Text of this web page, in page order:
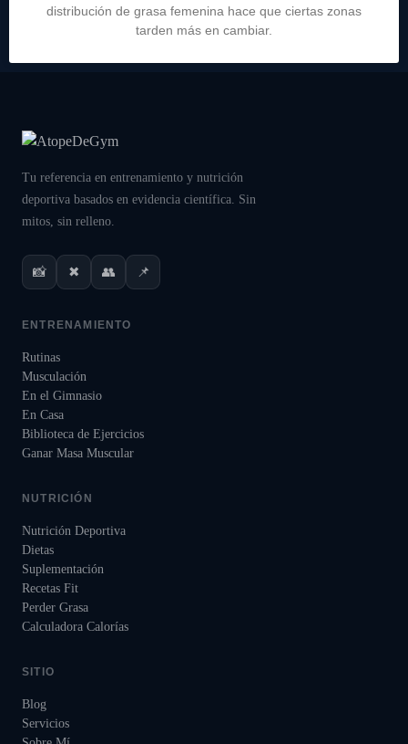
distribución de grasa femenina hace que ciertas zonas
tarden más en cambiar.
Tu referencia en entrenamiento y nutrición
deportiva basados en evidencia científica. Sin
mitos, sin relleno.
📸 ✖ 👥 📌
ENTRENAMIENTO
Rutinas
Musculación
En el Gimnasio
En Casa
Biblioteca de Ejercicios
Ganar Masa Muscular
NUTRICIÓN
Nutrición Deportiva
Dietas
Suplementación
Recetas Fit
Perder Grasa
Calculadora Calorías
SITIO
Blog
Servicios